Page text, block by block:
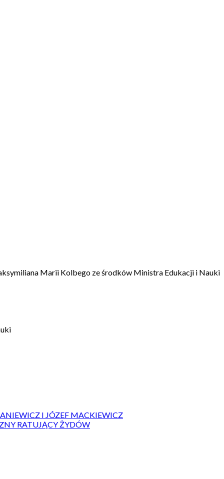
Marii Kolbego ze środków Ministra Edukacji i Nauki
I JÓZEF MACKIEWICZ
RATUJĄCY ŻYDÓW